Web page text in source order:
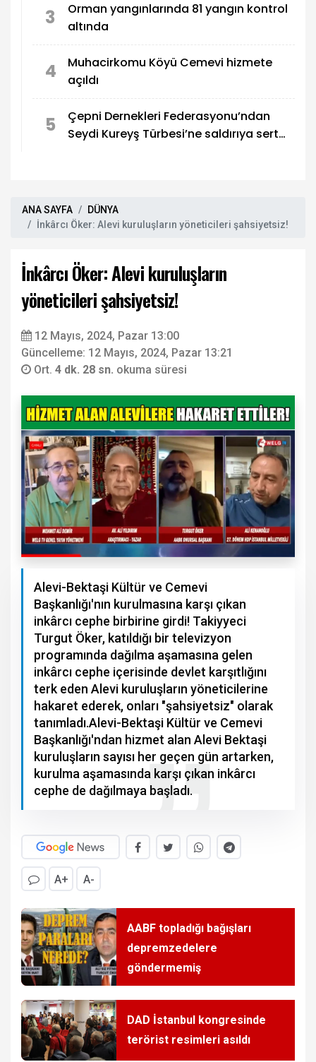
3
Orman yangınlarında 81 yangın kontrol
altında
4
Muhacirkomu Köyü Cemevi hizmete
açıldı
5
Çepni Dernekleri Federasyonu’ndan
Seydi Kureyş Türbesi’ne saldırıya sert
ANA SAYFA
DÜNYA
İnkârcı Öker: Alevi kuruluşların yöneticileri şahsiyetsiz!
İnkârcı Öker: Alevi kuruluşların
yöneticileri şahsiyetsiz!
12 Mayıs, 2024, Pazar 13:00
Güncelleme: 12 Mayıs, 2024, Pazar 13:21
Ort. 4 dk. 28 sn. okuma süresi
Alevi-Bektaşi Kültür ve Cemevi
Başkanlığı'nın kurulmasına karşı çıkan
inkârcı cephe birbirine girdi! Takiyyeci
Turgut Öker, katıldığı bir televizyon
programında dağılma aşamasına gelen
inkârcı cephe içerisinde devlet karşıtlığını
terk eden Alevi kuruluşların yöneticilerine
hakaret ederek, onları "şahsiyetsiz" olarak
tanımladı.Alevi-Bektaşi Kültür ve Cemevi
Başkanlığı'ndan hizmet alan Alevi Bektaşi
kuruluşların sayısı her geçen gün artarken,
kurulma aşamasında karşı çıkan inkârcı
cephe de dağılmaya başladı.
A+ A-
AABF topladığı bağışları
depremzedelere
göndermemiş
DAD İstanbul kongresinde
terörist resimleri asıldı